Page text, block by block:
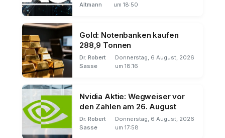
Altmann
um 18:50
Gold: Notenbanken kaufen
288,9 Tonnen
Dr. Robert
Sasse
Donnerstag, 6 August, 2026
um 18:16
Nvidia Aktie: Wegweiser vor
den Zahlen am 26. August
Dr. Robert
Sasse
Donnerstag, 6 August, 2026
um 17:58